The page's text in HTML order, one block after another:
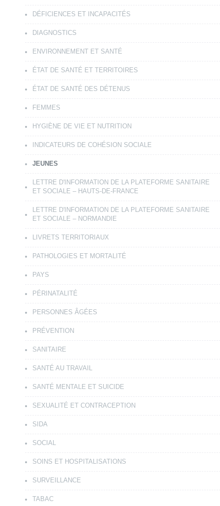
DÉFICIENCES ET INCAPACITÉS
DIAGNOSTICS
ENVIRONNEMENT ET SANTÉ
ÉTAT DE SANTÉ ET TERRITOIRES
ÉTAT DE SANTÉ DES DÉTENUS
FEMMES
HYGIÈNE DE VIE ET NUTRITION
INDICATEURS DE COHÉSION SOCIALE
JEUNES
LETTRE D'INFORMATION DE LA PLATEFORME SANITAIRE
ET SOCIALE – HAUTS-DE-FRANCE
LETTRE D'INFORMATION DE LA PLATEFORME SANITAIRE
ET SOCIALE – NORMANDIE
LIVRETS TERRITORIAUX
PATHOLOGIES ET MORTALITÉ
PAYS
PÉRINATALITÉ
PERSONNES ÂGÉES
PRÉVENTION
SANITAIRE
SANTÉ AU TRAVAIL
SANTÉ MENTALE ET SUICIDE
SEXUALITÉ ET CONTRACEPTION
SIDA
SOCIAL
SOINS ET HOSPITALISATIONS
SURVEILLANCE
TABAC